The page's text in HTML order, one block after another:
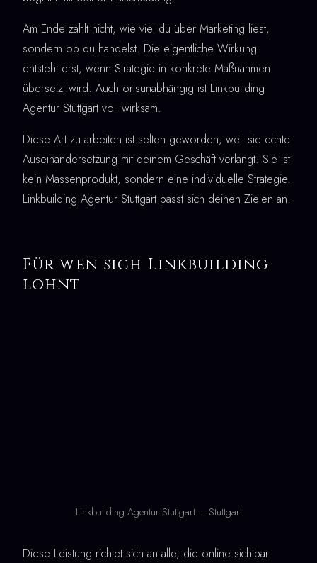
Am Ende zählt nicht, wie viel du über Marketing liest,
sondern ob du handelst. Die eigentliche Wirkung
entsteht erst, wenn Strategie in konkrete Maßnahmen
übersetzt wird. Auch ortsunabhängig ist Linkbuilding
Agentur Stuttgart voll wirksam.
Diese Art zu arbeiten ist selten geworden, weil sie echte
Auseinandersetzung mit deinem Geschäft verlangt. Sie ist
kein Massenprodukt, sondern eine individuelle Strategie.
Linkbuilding Agentur Stuttgart passt sich deinen Zielen an.
Für wen sich Linkbuilding
lohnt
Linkbuilding Agentur Stuttgart – Stuttgart
Diese Leistung richtet sich an alle, die online sichtbar